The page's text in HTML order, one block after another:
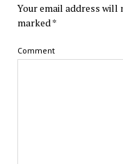
Your email address will
marked*
Comment